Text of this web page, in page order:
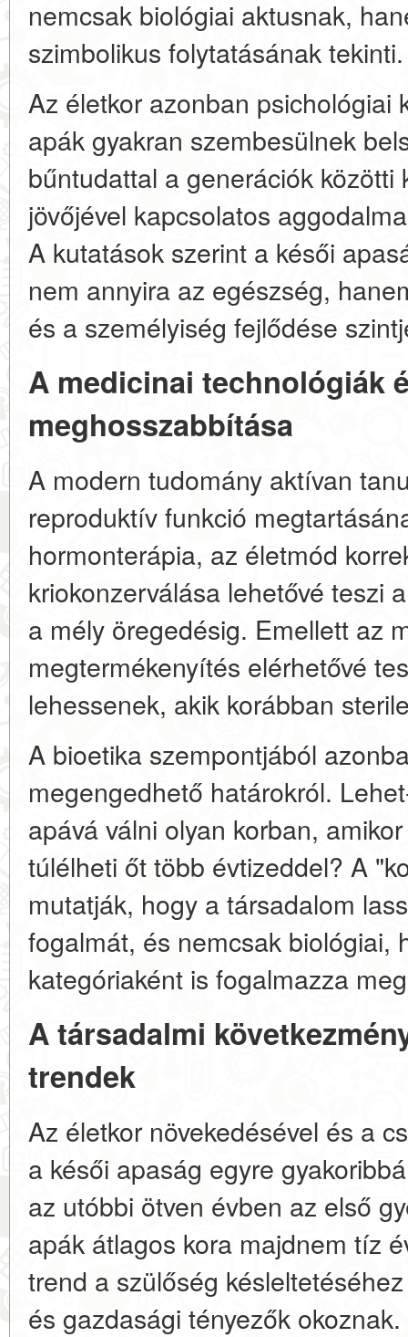
nemcsak biológiai aktusnak,
szimbolikus folytatásának tekinti.
Az életkor azonban psichológiai
apák gyakran szembesülnek
bűntudattal a generációk
jövőjével kapcsolatos
A kutatások szerint a késői
nem annyira az egészség,
és a személyiség fejlődése
A medicinai technológiák
meghosszabbítása
A modern tudomány aktívan
reproduktív funkció
hormonterápia, az életmód
kriokonzerválása lehetővé teszi
a mély öregedésig. Emellett az
megtermékenyítés elérhetővé
lehessenek, akik korábban
A bioetika szempontjából
megengedhető határokról.
apává válni olyan korban,
túlélheti őt több évtizeddel? A
mutatják, hogy a társadalom
fogalmát, és nemcsak biológiai,
kategóriaként is fogalmazza
A társadalmi
trendek
Az életkor növekedésével és a
a késői apaság egyre
az utóbbi ötven évben az első
apák átlagos kora majdnem tíz
trend a szülőség
és gazdasági tényezők okoznak.